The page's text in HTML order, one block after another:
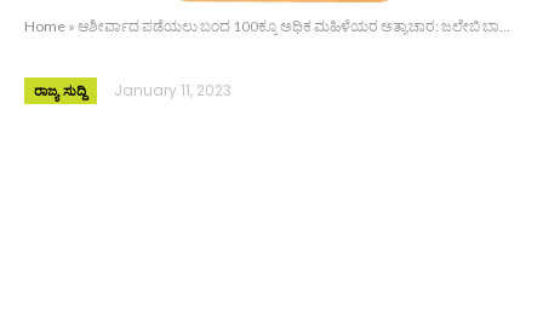
Home » ಆಶೀರ್ವಾದ ಪಡೆಯಲು ಬಂದ 100ಕ್ಕೂ ಅಧಿಕ ಮಹಿಳೆಯರ ಅತ್ಯಾಚಾರ: ಜಲೇಬಿ ಬಾಬಾಗೆ ಜೈಲು
ರಾಜ್ಯ ಸುದ್ದಿ January 11, 2023